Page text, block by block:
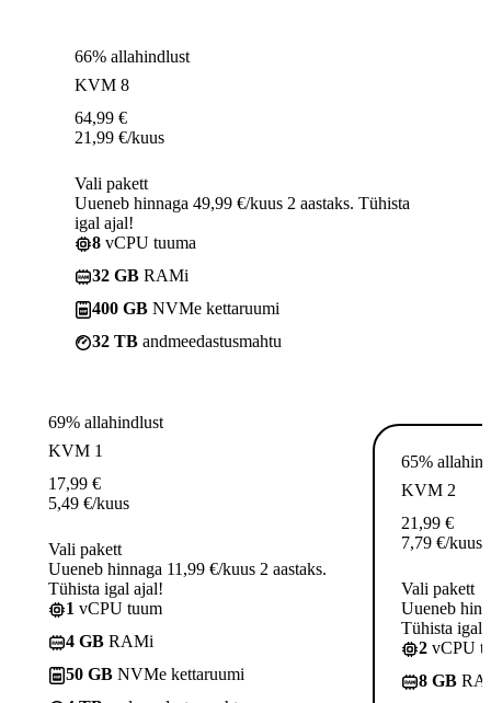
66% allahindlust
KVM 8
64,99 €
21,99 €/kuus
Vali pakett
Uueneb hinnaga 49,99 €/kuus 2 aastaks. Tühista
igal ajal!
8 vCPU tuuma
32 GB RAMi
400 GB NVMe kettaruumi
32 TB andmeedastusmahtu
69% allahindlust
KVM 1
17,99 €
5,49 €/kuus
Vali pakett
Uueneb hinnaga 11,99 €/kuus 2 aastaks.
Tühista igal ajal!
1 vCPU tuum
4 GB RAMi
50 GB NVMe kettaruumi
65%
KVM 2
21,99 €
7,79 €/kuus
Vali pakett
Uueneb
Tühista igal
2 vCPU
8 GB